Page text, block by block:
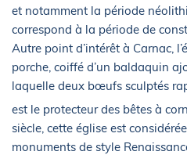
et notamment la période
correspond à la période de
Autre point d’intérêt à Carnac,
porche, coiffé d’un baldaquin
laquelle deux bœufs sculptés
est le protecteur des bêtes à
siècle, cette église est
monuments de style